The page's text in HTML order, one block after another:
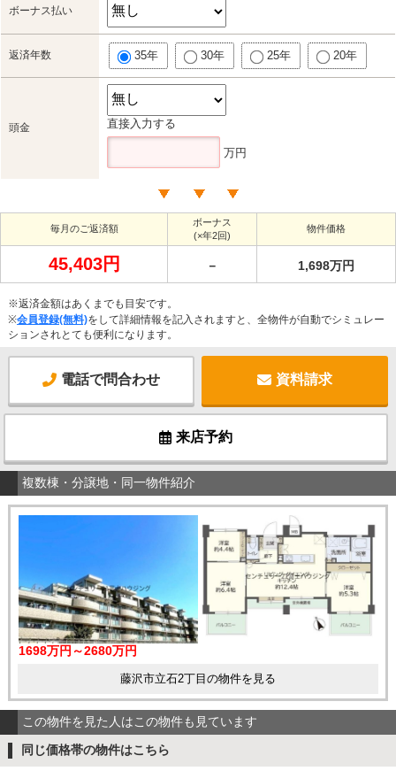
ボーナス払い
返済年数 35年 30年 25年 20年
頭金 直接入力する
万円
毎月のご返済額
ボーナス
(×年2回)
物件価格
45,403円 － 1,698万円
※返済金額はあくまでも目安です。
※会員登録(無料)をして詳細情報を記入されますと、全物件が自動でシミュレー
ションされとても便利になります。
電話で問合わせ 資料請求
来店予約
複数棟・分譲地・同一物件紹介
1698万円～2680万円
藤沢市立石2丁目の物件を見る
この物件を見た人はこの物件も見ています
同じ価格帯の物件はこちら